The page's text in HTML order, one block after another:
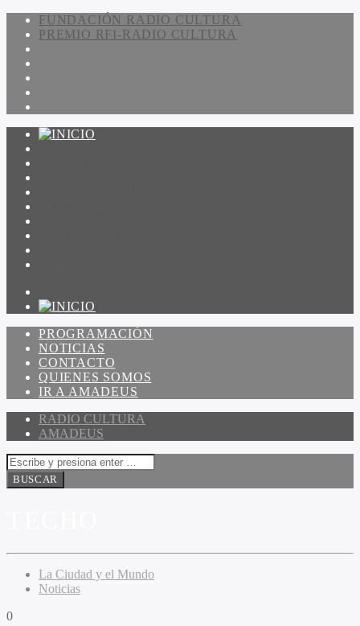
FUNDACIÓN RADIO CULTURA
PREMIO RFI-RADIO CULTURA
PROGRAMACIÓN
NOTICIAS
CONTACTO
QUIENES SOMOS
IR A AMADEUS
RADIO CULTURA
AMADEUS
La Ciudad y el Mundo
Noticias
0